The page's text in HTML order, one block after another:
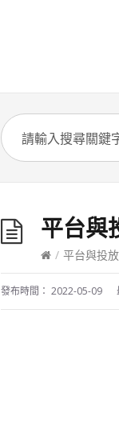
平台與
/ 平台與投
發布時間： 2022-05-09